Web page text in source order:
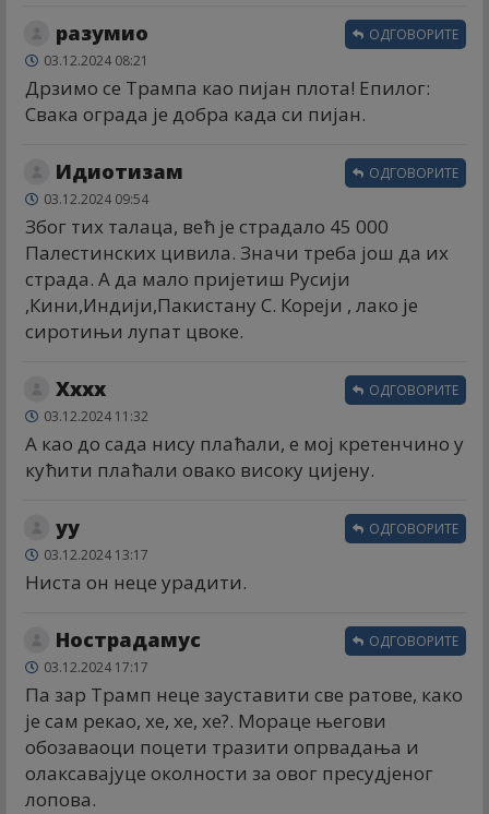
разумио
03.12.2024 08:21
Дрзимо се Трампа као пијан плота! Епилог:
Свака ограда је добра када си пијан.
ОДГОВОРИТЕ
Идиотизам
03.12.2024 09:54
Због тих талаца, већ је страдало 45 000
Палестинских цивила. Значи треба још да их
страда. А да мало пријетиш Русији
,Кини,Индији,Пакистану С. Кореји , лако је
сиротињи лупат цвоке.
ОДГОВОРИТЕ
Xxxx
03.12.2024 11:32
А као до сада нису плаћали, е мој кретенчино у
кућити плаћали овако високу цијену.
ОДГОВОРИТЕ
yу
03.12.2024 13:17
Ниста он неце урадити.
ОДГОВОРИТЕ
Нострадамус
03.12.2024 17:17
Па зар Трамп неце зауставити све ратове, како
је сам рекао, хе, хе, хе?. Мораце његови
обозаваоци поцети тразити опрвадања и
олаксавајуце околности за овог пресудјеног
лопова.
ОДГОВОРИТЕ